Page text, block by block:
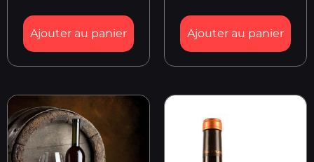
Ajouter au panier Ajouter au panier